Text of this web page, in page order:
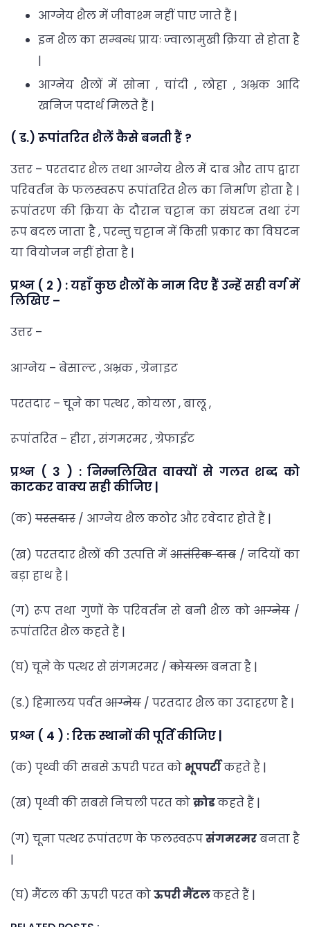
आग्नेय शैल में जीवाश्म नहीं पाए जाते हैं |
इन शैल का सम्बन्ध प्रायः ज्वालामुखी क्रिया से होता है
|
आग्नेय शैलों में सोना , चांदी , लोहा , अभ्रक आदि
खनिज पदार्थ मिलते हैं |
( ड.) रूपांतरित शैलें कैसे बनती हैं ?
उत्तर – परतदार शैल तथा आग्नेय शैल में दाब और ताप द्वारा
परिवर्तन के फलस्वरूप रूपांतरित शैल का निर्माण होता है |
रूपांतरण की क्रिया के दौरान चट्टान का संघटन तथा रंग
रूप बदल जाता है , परन्तु चट्टान में किसी प्रकार का विघटन
या वियोजन नहीं होता है |
प्रश्न ( 2 ) : यहाँ कुछ शैलों के नाम दिए हैं उन्हें सही वर्ग में
लिखिए –
उत्तर –
आग्नेय – बेसाल्ट , अभ्रक , ग्रेनाइट
परतदार – चूने का पत्थर , कोयला , बालू ,
रूपांतरित – हीरा , संगमरमर , ग्रेफाईट
प्रश्न ( 3 ) : निम्नलिखित वाक्यों से गलत शब्द को
काटकर वाक्य सही कीजिए |
(क) परतदार / आग्नेय शैल कठोर और रवेदार होते हैं |
(ख) परतदार शैलों की उत्पत्ति मेंआतंरिक दाब/ नदियों का
बड़ा हाथ है |
(ग) रूप तथा गुणों के परिवर्तन से बनी शैल कोआग्नेय/
रूपांतरित शैल कहते हैं |
(घ) चूने के पत्थर से संगमरमर / कोयलाबनता है |
(ड.) हिमालय पर्वतआग्नेय / परतदार शैल का उदाहरण है |
प्रश्न ( 4 ) : रिक्त स्थानों की पूर्ति कीजिए |
(क) पृथ्वी की सबसे ऊपरी परत को भूपपर्टीकहते हैं |
(ख) पृथ्वी की सबसे निचली परत कोक्रोडकहते हैं |
(ग) चूना पत्थर रूपांतरण के फलस्वरूपसंगमरमरबनता है
|
(घ) मैंटल की ऊपरी परत कोऊपरी मैंटलकहते हैं |